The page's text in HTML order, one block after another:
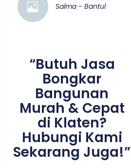
Salma - Bantul
“Butuh Jasa
Bongkar
Bangunan
Murah & Cepat
di Klaten?
Hubungi Kami
Sekarang Juga!”